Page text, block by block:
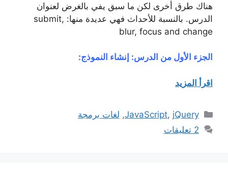
هناك طرق أخرى لكن ما سبق يفي بالغرض لعنوان
الدرس. بالنسبة للأحداث فهي عديدة منها: submit,
blur, focus and change
الجزء الأول من الدرس: إنشاء النموذج:
اقرأ المزيد
التصنيفاتJavaScript, jQuery
, لغات برمجة
2 تعليقات